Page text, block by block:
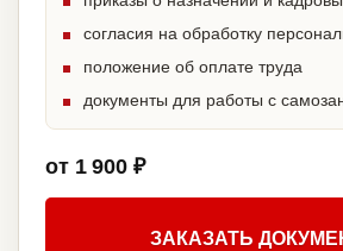
согласия на обработку
положение об оплате труда
документы для работы с
от 1 900 ₽
ЗАКАЗАТЬ